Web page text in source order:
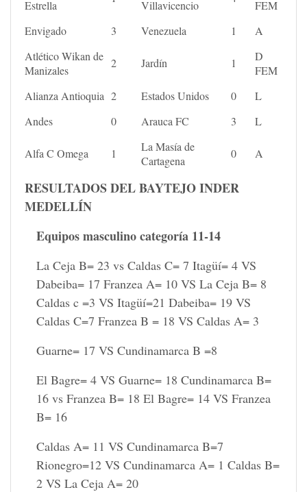
Estrella Villavicencio
FEM
Envigado
3 Venezuela 1
A
Atlético Wikan de
Manizales
2 Jardín 1
D
FEM
Alianza Antioquia 2 Estados Unidos 0
L
Andes
0 Arauca FC 3 L
Alfa C Omega 1
La Masía de
Cartagena
0 A
RESULTADOSDELBAYTEJOINDER
MEDELLÍN
Equipos masculino categoría 11-14
La Ceja B= 23 vs Caldas C= 7 Itagüí= 4 VS
Dabeiba= 17 Franzea A= 10 VS La Ceja B= 8
Caldas c =3 VS Itagüí=21 Dabeiba= 19 VS
Caldas C=7 Franzea B = 18 VS Caldas A= 3
Guarne= 17 VS Cundinamarca B =8
El Bagre= 4 VS Guarne= 18 Cundinamarca B=
16 vs Franzea B= 18 El Bagre= 14 VS Franzea
B= 16
Caldas A= 11 VS Cundinamarca B=7
Rionegro=12 VS Cundinamarca A= 1 Caldas B=
2 VS La Ceja A= 20